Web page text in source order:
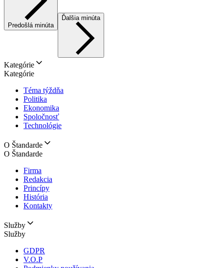
Predošlá minúta
Ďalšia minúta
Kategórie
Kategórie
Téma týždňa
Politika
Ekonomika
Spoločnosť
Technológie
O Štandarde
O Štandarde
Firma
Redakcia
Princípy
História
Kontakty
Služby
Služby
GDPR
V.O.P